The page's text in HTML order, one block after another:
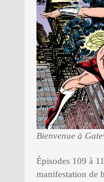
Bienvenue à
Épisodes 109 à
manifestation de